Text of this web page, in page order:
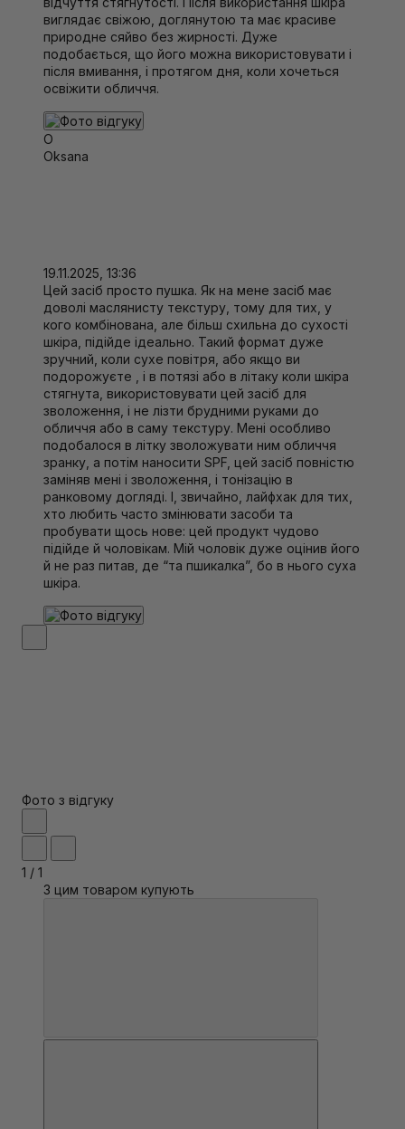
виглядає свіжою, доглянутою та має красиве
природне сяйво без жирності. Дуже
подобається, що його можна використовувати і
після вмивання, і протягом дня, коли хочеться
освіжити обличчя.
O
Oksana
19.11.2025, 13:36
Цей засіб просто пушка. Як на мене засіб має
доволі маслянисту текстуру, тому для тих, у
кого комбінована, але більш схильна до сухості
шкіра, підійде ідеально. Такий формат дуже
зручний, коли сухе повітря, або якщо ви
подорожуєте , і в потязі або в літаку коли шкіра
стягнута, використовувати цей засіб для
зволоження, і не лізти брудними руками до
обличчя або в саму текстуру. Мені особливо
подобалося в літку зволожувати ним обличчя
зранку, а потім наносити SPF, цей засіб повністю
заміняв мені і зволоження, і тонізацію в
ранковому догляді. І, звичайно, лайфхак для тих,
хто любить часто змінювати засоби та
пробувати щось нове: цей продукт чудово
підійде й чоловікам. Мій чоловік дуже оцінив його
й не раз питав, де “та пшикалка”, бо в нього суха
шкіра.
Фото з відгуку
1 / 1
З цим товаром купують